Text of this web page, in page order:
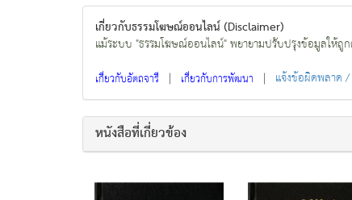
เกี่ยวกับธรรมโฆษณ์ออนไลน์ (Disclaimer)
แม้ระบบ "ธรรมโฆษณ์ออนไลน์" พยายามปรับปรุงข้อมูลให้
เกี่ยวกับอัตถจารี | เกี่ยวกับการพัฒนา | แจ้งข้อผิดพลาด
หนังสือที่เกี่ยวข้อง